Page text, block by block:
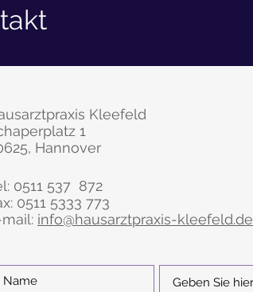
Kleefeld
1
Hannover
0511 537 872
0511 5333 773
info@hausarztpraxis-kleefeld.de